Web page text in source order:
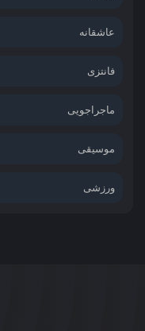
عاشقانه
فانتزی
ماجراجویی
موسیقی
ورزشی